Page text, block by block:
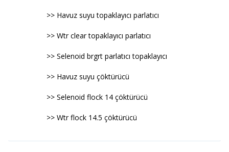
>> Havuz suyu topaklayıcı parlatıcı
>> Wtr clear topaklayıcı parlatıcı
>> Selenoid brgrt parlatıcı topaklayıcı
>> Havuz suyu çöktürücü
>> Selenoid flock 14 çöktürücü
>> Wtr flock 14.5 çöktürücü